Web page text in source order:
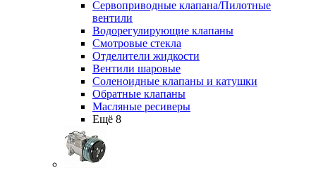
Сервоприводные клапана/Пилотные
вентили
Водорегулирующие клапаны
Смотровые стекла
Отделители жидкости
Вентили шаровые
Соленоидные клапаны и катушки
Обратные клапаны
Масляные ресиверы
Ещё 8